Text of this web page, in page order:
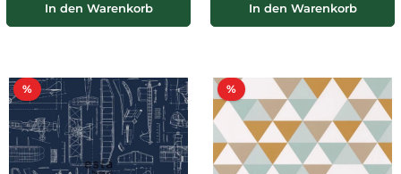
In den Warenkorb In den Warenkorb
%Rabatt %Rabatt